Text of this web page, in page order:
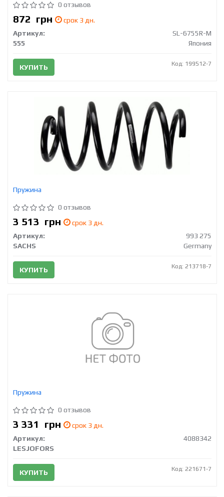
0 отзывов
872 грн
срок 3 дн.
Артикул:
SL-6755R-M
555
Япония
КУПИТЬ Код: 199512-7
Пружина
0 отзывов
3 513 грн
срок 3 дн.
Артикул:
993 275
SACHS
Germany
КУПИТЬ Код: 213718-7
Пружина
0 отзывов
3 331 грн
срок 3 дн.
Артикул:
4088342
LESJOFORS
КУПИТЬ Код: 221671-7